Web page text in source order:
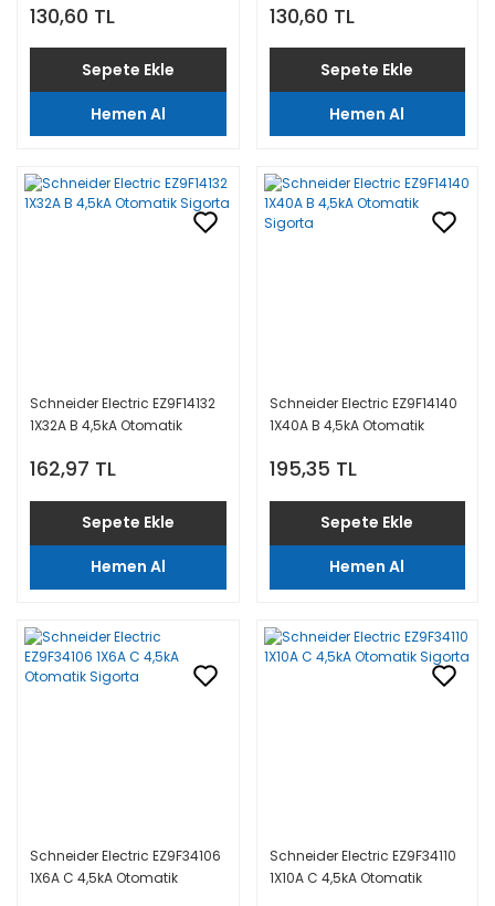
130,60 TL
Sepete Ekle
Hemen Al
130,60 TL
Sepete Ekle
Hemen Al
Schneider Electric EZ9F14132
1X32A B 4,5kA Otomatik
162,97 TL
Sepete Ekle
Hemen Al
Schneider Electric EZ9F14140
1X40A B 4,5kA Otomatik
195,35 TL
Sepete Ekle
Hemen Al
Schneider Electric EZ9F34106
1X6A C 4,5kA Otomatik
Schneider Electric EZ9F34110
1X10A C 4,5kA Otomatik